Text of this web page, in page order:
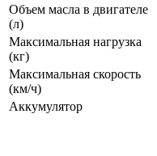
Объем масла в двигателе
(л)
Максимальная нагрузка
(кг)
Максимальная скорость
(км/ч)
Аккумулятор